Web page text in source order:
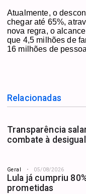
Atualmente, o
chegar até 65%,
nova regra, o
que 4,5 milhões de
16 milhões de
Relacionadas
Transparência
combate à
Geral 05/08/2026
Lula já cumpriu
prometidas